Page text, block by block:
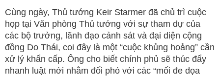
Cùng ngày, Thủ tướng Keir Starmer đã chủ trì cuộc
họp tại Văn phòng Thủ tướng với sự tham dự của
các bộ trưởng, lãnh đạo cảnh sát và đại diện cộng
đồng Do Thái, coi đây là một “cuộc khủng hoảng” cần
xử lý khẩn cấp. Ông cho biết chính phủ sẽ thúc đẩy
nhanh luật mới nhằm đối phó với các “mối đe dọa